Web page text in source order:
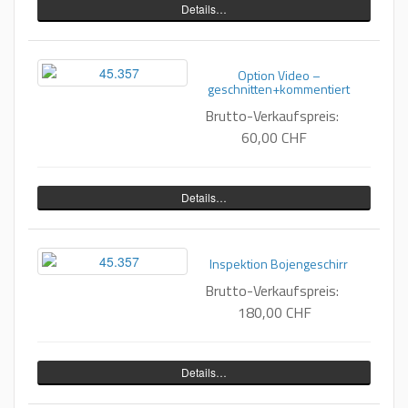
Details…
Option Video –
geschnitten+kommentiert
Brutto-Verkaufspreis:
60,00 CHF
Details…
Inspektion Bojengeschirr
Brutto-Verkaufspreis:
180,00 CHF
Details…